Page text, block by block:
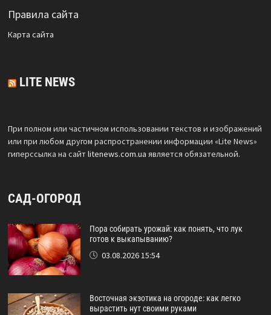
Правила сайта
Карта сайта
LITE NEWS
При полном или частичном использовании текстов и изображений
или при любом другом распространении информации «Lite News»
гиперссылка на сайтlitenews.com.ua является обязательной.
САД-ОГОРОД
Пора собирать урожай: как понять, что лук
готов к выкапыванию?
03.08.2026 15:54
Восточная экзотика на огороде: как легко
вырастить нут своими руками